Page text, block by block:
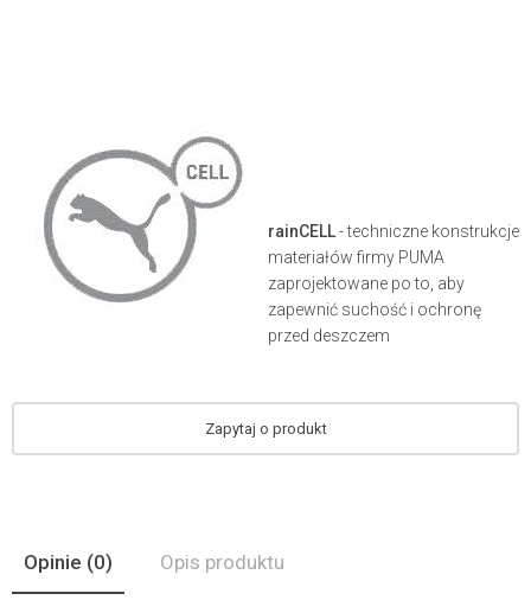
rainCELL- techniczne konstrukcje
materiałów firmy PUMA
zaprojektowane po to, aby
zapewnić suchość i ochronę
przed deszczem
Zapytaj o produkt
Opinie (0) Opis produktu